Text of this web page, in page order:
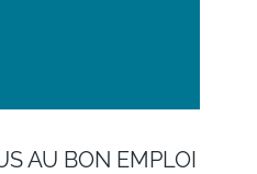
AU BON EMPLOI